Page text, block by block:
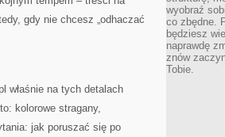
gdy nie chcesz „odhaczać
właśnie na tych detalach
kolorowe stragany,
jak poruszać się po
wyobraź
co zbędne.
będziesz
naprawdę
znów
Tobie.